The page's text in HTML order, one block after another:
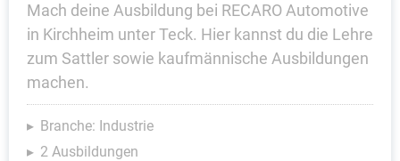
Mach deine Ausbildung bei RECARO Automotive
in Kirchheim unter Teck. Hier kannst du die Lehre
zum Sattler sowie kaufmännische Ausbildungen
machen.
Branche: Industrie
2 Ausbildungen